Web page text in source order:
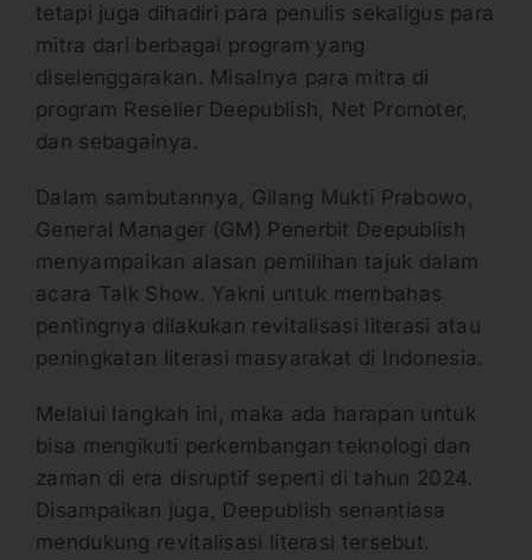
tetapi juga dihadiri para penulis sekaligus para
mitra dari berbagai program yang
diselenggarakan. Misalnya para mitra di
program Reseller Deepublish, Net Promoter,
dan sebagainya.
Dalam sambutannya, Gilang Mukti Prabowo,
General Manager (GM) Penerbit Deepublish
menyampaikan alasan pemilihan tajuk dalam
acara Talk Show. Yakni untuk membahas
pentingnya dilakukan revitalisasi literasi atau
peningkatan literasi masyarakat di Indonesia.
Melalui langkah ini, maka ada harapan untuk
bisa mengikuti perkembangan teknologi dan
zaman di era disruptif seperti di tahun 2024.
Disampaikan juga, Deepublish senantiasa
mendukung revitalisasi literasi tersebut.